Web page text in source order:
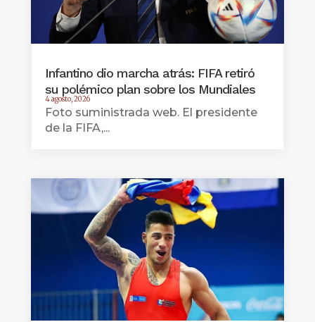
Infantino dio marcha atrás: FIFA retiró
su polémico plan sobre los Mundiales
4 agosto, 2026
Foto suministrada web. El presidente
de la FIFA,...